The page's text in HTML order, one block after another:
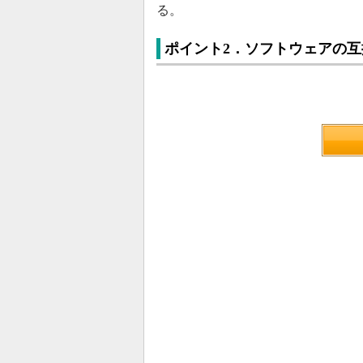
る。
ポイント2．ソフトウェアの